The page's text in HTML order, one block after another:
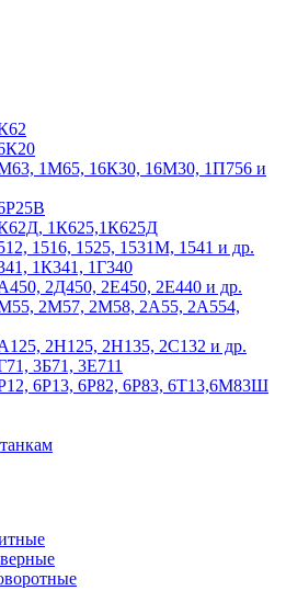
1М65, 16К30, 16М30, 1П756 и
1К625,1К625Д
1516, 1525, 1531М, 1541 и др.
1К341, 1Г340
2Д450, 2Е450, 2Е440 и др.
2М57, 2М58, 2А55, 2А554,
2Н125, 2Н135, 2С132 и др.
3Б71, 3Е711
6Р13, 6Р82, 6Р83, 6Т13,6М83Ш